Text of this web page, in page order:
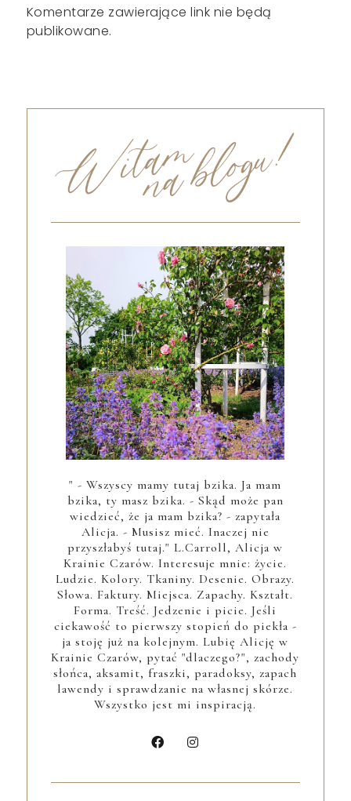
Komentarze zawierające link nie będą
publikowane.
" - Wszyscy mamy tutaj bzika. Ja mam
bzika, ty masz bzika. - Skąd może pan
wiedzieć, że ja mam bzika? - zapytała
Alicja. - Musisz mieć. Inaczej nie
przyszłabyś tutaj." L.Carroll, Alicja w
Krainie Czarów. Interesuje mnie: życie.
Ludzie. Kolory. Tkaniny. Desenie. Obrazy.
Słowa. Faktury. Miejsca. Zapachy. Kształt.
Forma. Treść. Jedzenie i picie. Jeśli
ciekawość to pierwszy stopień do piekła -
ja stoję już na kolejnym. Lubię Alicję w
Krainie Czarów, pytać "dlaczego?", zachody
słońca, aksamit, fraszki, paradoksy, zapach
lawendy i sprawdzanie na własnej skórze.
Wszystko jest mi inspiracją.